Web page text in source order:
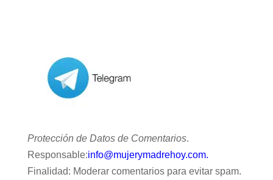
Protección de Datos de Comentarios.
Responsable:info@mujerymadrehoy.com.
Finalidad: Moderar comentarios para evitar spam.